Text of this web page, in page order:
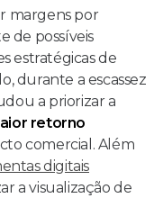
margens por
de possíveis
estratégicas de
durante a escassez
a priorizar a
retorno
comercial. Além
digitais
a visualização de